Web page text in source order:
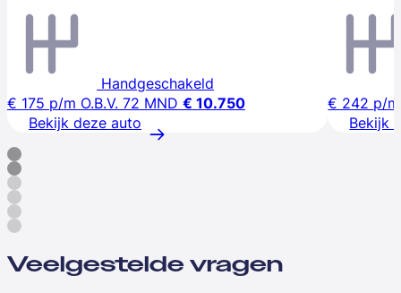
Handgeschakeld
€ 175 p/m O.B.V. 72 MND € 10.750
Bekijk deze auto
€ 242 p/m
Bekijk
Veelgestelde vragen